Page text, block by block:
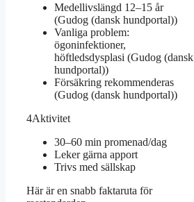
Medellivslängd 12–15 år
(Gudog (dansk hundportal))
Vanliga problem:
ögoninfektioner,
höftledsdysplasi (Gudog (dansk
hundportal))
Försäkring rekommenderas
(Gudog (dansk hundportal))
4Aktivitet
30–60 min promenad/dag
Leker gärna apport
Trivs med sällskap
Här är en snabb faktaruta för